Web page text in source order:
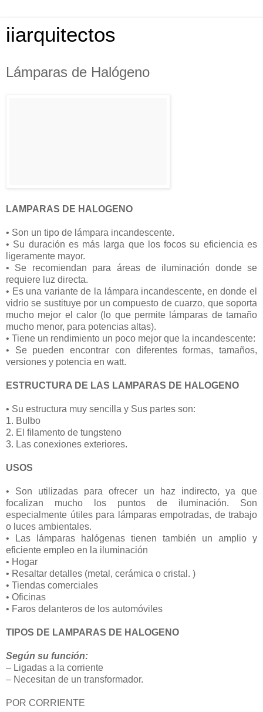
iiarquitectos
Lámparas de Halógeno
LAMPARAS DE HALOGENO
• Son un tipo de lámpara incandescente.
• Su duración es más larga que los focos su eficiencia es
ligeramente mayor.
• Se recomiendan para áreas de iluminación donde se
requiere luz directa.
• Es una variante de la lámpara incandescente, en donde el
vidrio se sustituye por un compuesto de cuarzo, que soporta
mucho mejor el calor (lo que permite lámparas de tamaño
mucho menor, para potencias altas).
• Tiene un rendimiento un poco mejor que la incandescente:
• Se pueden encontrar con diferentes formas, tamaños,
versiones y potencia en watt.
ESTRUCTURA DE LAS LAMPARAS DE HALOGENO
• Su estructura muy sencilla y Sus partes son:
1. Bulbo
2. El filamento de tungsteno
3. Las conexiones exteriores.
USOS
• Son utilizadas para ofrecer un haz indirecto, ya que
focalizan mucho los puntos de iluminación. Son
especialmente útiles para lámparas empotradas, de trabajo
o luces ambientales.
• Las lámparas halógenas tienen también un amplio y
eficiente empleo en la iluminación
• Hogar
• Resaltar detalles (metal, cerámica o cristal. )
• Tiendas comerciales
• Oficinas
• Faros delanteros de los automóviles
TIPOS DE LAMPARAS DE HALOGENO
Según su función:
– Ligadas a la corriente
– Necesitan de un transformador.
POR CORRIENTE